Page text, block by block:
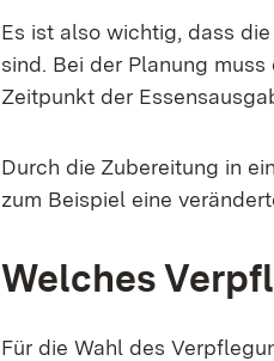
Es ist also wichtig, dass
sind. Bei der Planung
Zeitpunkt der
Durch die Zubereitung in
zum Beispiel eine
Welches
Für die Wahl des